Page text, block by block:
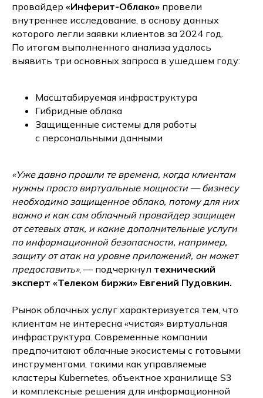
провайдер «Инферит-Облако» провели
внутреннее исследование, в основу данных
которого легли заявки клиентов за 2024 год.
По итогам выполненного анализа удалось
выявить три основных запроса в ушедшем году:
Масштабируемая инфраструктура
Гибридные облака
Защищенные системы для работы
с персональными данными
«Уже давно прошли те времена, когда клиентам
нужны просто виртуальные мощности — бизнесу
необходимо защищенное облако, потому для них
важно и как сам облачный провайдер защищен
от сетевых атак, и какие дополнительные услуги
по информационной безопасности, например,
защиту от атак на уровне приложений, он может
предоставить», — подчеркнул технический
эксперт «Телеком биржи» Евгений Пудовкин.
Рынок облачных услуг характеризуется тем, что
клиентам не интересна «чистая» виртуальная
инфраструктура. Современные компании
предпочитают облачные экосистемы с готовыми
инструментами, такими как управляемые
кластеры Kubernetes, объектное хранилище S3
и комплексные решения для информационной